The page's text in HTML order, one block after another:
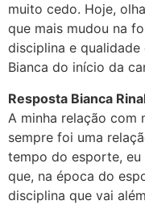
muito cedo. Hoje,
que mais mudou na
disciplina e
Bianca do início da
Resposta Bianca
A minha relação com
sempre foi uma
tempo do esporte, eu
que, na época do
disciplina que vai